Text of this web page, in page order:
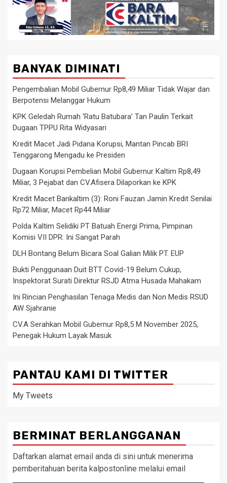
BANYAK DIMINATI
Pengembalian Mobil Gubernur Rp8,49 Miliar Tidak Wajar dan
Berpotensi Melanggar Hukum
KPK Geledah Rumah ‘Ratu Batubara’ Tan Paulin Terkait
Dugaan TPPU Rita Widyasari
Kredit Macet Jadi Pidana Korupsi, Mantan Pincab BRI
Tenggarong Mengadu ke Presiden
Dugaan Korupsi Pembelian Mobil Gubernur Kaltim Rp8,49
Miliar, 3 Pejabat dan CV.Afisera Dilaporkan ke KPK
Kredit Macet Bankaltim (3): Roni Fauzan Jamin Kredit Senilai
Rp72 Miliar, Macet Rp44 Miliar
Polda Kaltim Selidiki PT Batuah Energi Prima, Pimpinan
Komisi VII DPR: Ini Sangat Parah
DLH Bontang Belum Bicara Soal Galian Milik PT. EUP
Bukti Penggunaan Duit BTT Covid-19 Belum Cukup,
Inspektorat Surati Direktur RSJD Atma Husada Mahakam
Ini Rincian Penghasilan Tenaga Medis dan Non Medis RSUD
AW Sjahranie
CV.A Serahkan Mobil Gubernur Rp8,5 M November 2025,
Penegak Hukum Layak Masuk
PANTAU KAMI DI TWITTER
My Tweets
BERMINAT BERLANGGANAN
Daftarkan alamat email anda di sini untuk menerima
pemberitahuan berita kalpostonline melalui email